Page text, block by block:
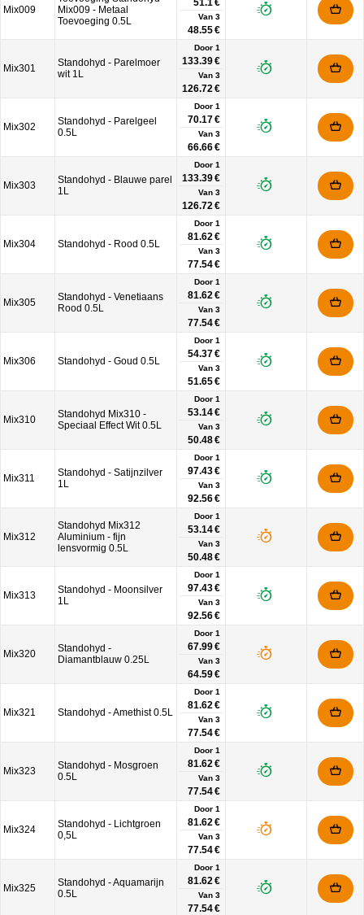
Mix009
Mix009 - Metaal
Toevoeging 0.5L
51.1 €
Van 3
48.55 €
Mix301
Standohyd - Parelmoer
wit 1L
Door 1
133.39 €
Van 3
126.72 €
Mix302
Standohyd - Parelgeel
0.5L
Door 1
70.17 €
Van 3
66.66 €
Mix303
Standohyd - Blauwe parel
1L
Door 1
133.39 €
Van 3
126.72 €
Mix304 Standohyd - Rood 0.5L
Door 1
81.62 €
Van 3
77.54 €
Mix305
Standohyd - Venetiaans
Rood 0.5L
Door 1
81.62 €
Van 3
77.54 €
Mix306 Standohyd - Goud 0.5L
Door 1
54.37 €
Van 3
51.65 €
Mix310
Standohyd Mix310 -
Speciaal Effect Wit 0.5L
Door 1
53.14 €
Van 3
50.48 €
Mix311
Standohyd - Satijnzilver
1L
Door 1
97.43 €
Van 3
92.56 €
Mix312
Standohyd Mix312
Aluminium - fijn
lensvormig 0.5L
Door 1
53.14 €
Van 3
50.48 €
Mix313
Standohyd - Moonsilver
1L
Door 1
97.43 €
Van 3
92.56 €
Mix320
Standohyd -
Diamantblauw 0.25L
Door 1
67.99 €
Van 3
64.59 €
Mix321 Standohyd - Amethist 0.5L
Door 1
81.62 €
Van 3
77.54 €
Mix323
Standohyd - Mosgroen
0.5L
Door 1
81.62 €
Van 3
77.54 €
Mix324
Standohyd - Lichtgroen
0,5L
Door 1
81.62 €
Van 3
77.54 €
Mix325
Standohyd - Aquamarijn
0.5L
Door 1
81.62 €
Van 3
77.54 €